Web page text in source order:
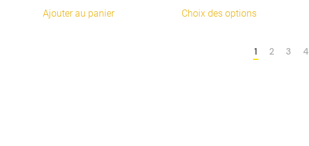
Ajouter au panier
1515,00€
Choix des optionsproduit
plusieurs
variations.
1 2 3 4